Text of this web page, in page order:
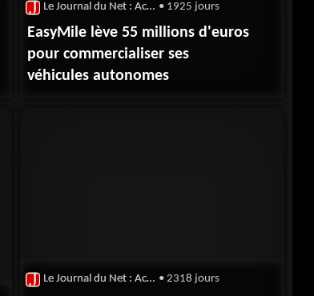
Le Journal du Net : Actualité du Capital-Risque • 1925 jours
EasyMile lève 55 millions d'euros
pour commercialiser ses
véhicules autonomes
Le Journal du Net : Actualité du capital risque • 2318 jours